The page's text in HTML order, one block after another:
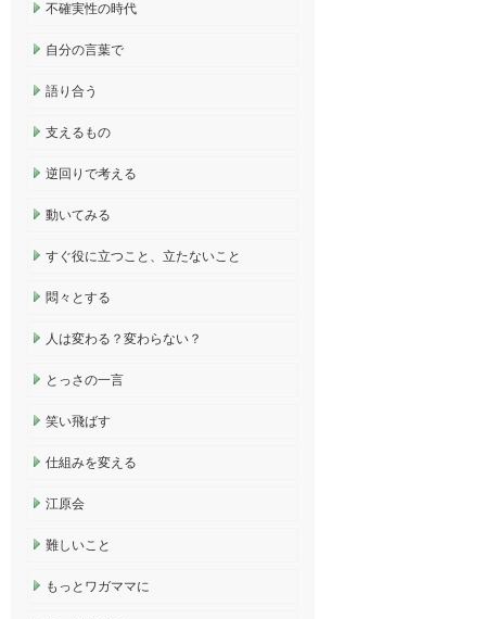
不確実性の時代
自分の言葉で
語り合う
支えるもの
逆回りで考える
動いてみる
すぐ役に立つこと、立たないこと
悶々とする
人は変わる？変わらない？
とっさの一言
笑い飛ばす
仕組みを変える
江原会
難しいこと
もっとワガママに